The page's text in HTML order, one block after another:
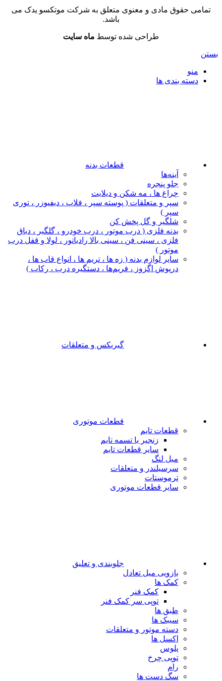
تمامی حقوق مادی و معنوی متعلق به شرکت موتکسو یدک می
باشد.
طراحی شده توسط ماه سایت
بستن
منو
دسته بندی ها
قطعات بدنه
آینه‌ها
جلو پنجره
چراغ‌ ها ، مه‌ شکن و دیلایت
سپر و متعلقات ( پوسته سپر ، فلاپ ، دیفیوزر ، توری
سپر )
شلگیر و گل‌ پخش‌ کن
بدنه فلزی ( درب موتور ، درب خودرو ، گلگیر ، دیاق
فلزی ، سینی فن ، سینی بالا رادیاتور ، لولا و قفل درب
موتور )
سایر لوازم بدنه ( زه ها ، تریم ها ، انواع قاب ها ،
درپوش اگزوز ، فریم‌ها ، دستگیره درب ، رکاب )
گیربکس و متعلقات
قطعات موتوری
قطعات تایم
زنجیر یا تسمه تایم
سایر قطعات تایم
میل لنگ
سرسیلندر و متعلقات
ترموستات
سایر قطعات موتوری
جلوبندی و تعلیق
بازویی میل تعادل
کمک ها
کمک فنر
توپی سر کمک فنر
طبق ها
سیبک ها
دسته موتور و متعلقات
اکسل ها
پلوس
توپی چرخ
رام
سگ دست ها